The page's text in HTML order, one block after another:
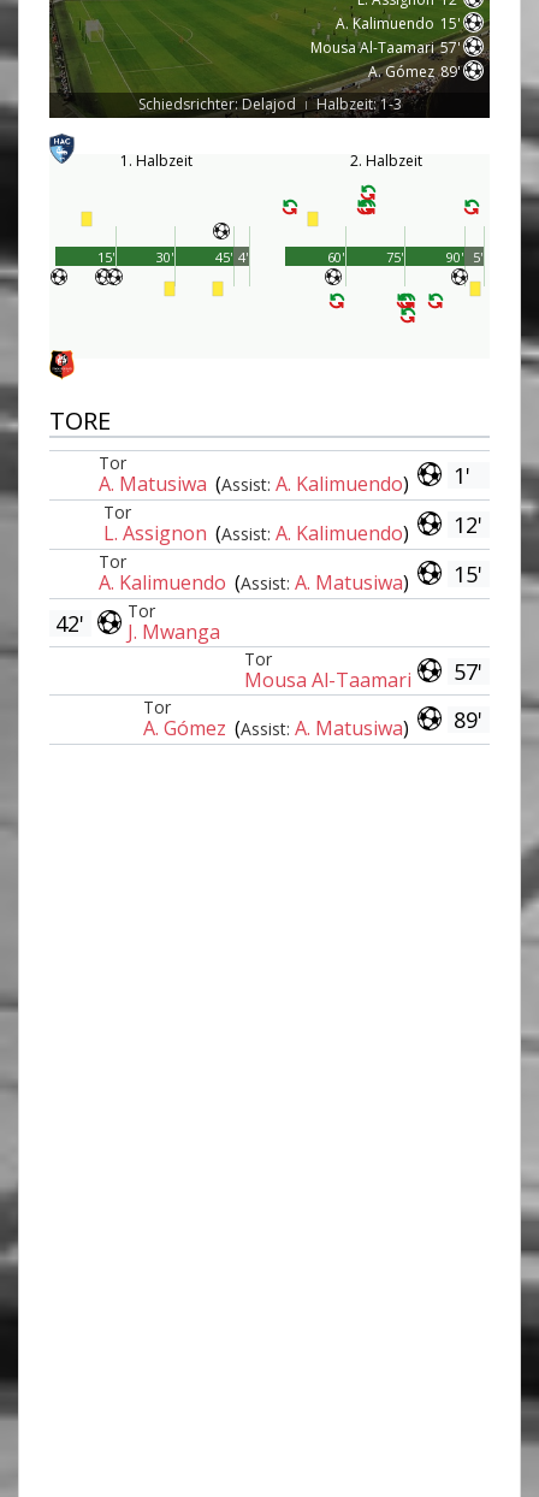
A. Kalimuendo 15'
Mousa Al-Taamari 57'
A. Gómez 89'
Schiedsrichter: Delajod
| Halbzeit: 1-3
1. Halbzeit
45'
15' 30' 4'
2. Halbzeit
90'
60' 75' 5'
TORE
1'
Tor
A. Matusiwa (Assist: A. Kalimuendo)
12'
Tor
L. Assignon (Assist: A. Kalimuendo)
15'
Tor
A. Kalimuendo (Assist: A. Matusiwa)
Tor
J. Mwanga
42'
57'
Tor
Mousa Al-Taamari
89'
Tor
A. Gómez (Assist: A. Matusiwa)